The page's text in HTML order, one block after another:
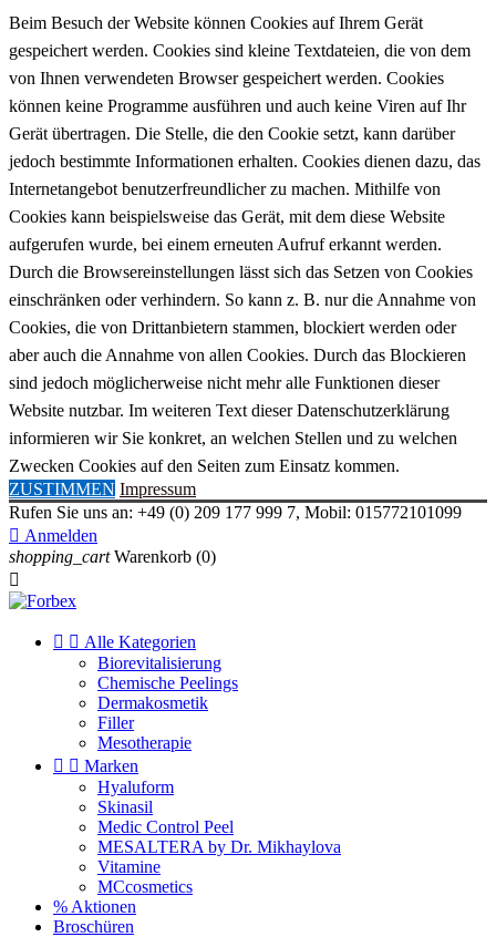
Beim Besuch der Website können Cookies auf Ihrem Gerät
gespeichert werden. Cookies sind kleine Textdateien, die von dem
von Ihnen verwendeten Browser gespeichert werden. Cookies
können keine Programme ausführen und auch keine Viren auf Ihr
Gerät übertragen. Die Stelle, die den Cookie setzt, kann darüber
jedoch bestimmte Informationen erhalten. Cookies dienen dazu, das
Internetangebot benutzerfreundlicher zu machen. Mithilfe von
Cookies kann beispielsweise das Gerät, mit dem diese Website
aufgerufen wurde, bei einem erneuten Aufruf erkannt werden.
Durch die Browsereinstellungen lässt sich das Setzen von Cookies
einschränken oder verhindern. So kann z. B. nur die Annahme von
Cookies, die von Drittanbietern stammen, blockiert werden oder
aber auch die Annahme von allen Cookies. Durch das Blockieren
sind jedoch möglicherweise nicht mehr alle Funktionen dieser
Website nutzbar. Im weiteren Text dieser Datenschutzerklärung
informieren wir Sie konkret, an welchen Stellen und zu welchen
Zwecken Cookies auf den Seiten zum Einsatz kommen.
ZUSTIMMEN Impressum
Rufen Sie uns an: +49 (0) 209 177 999 7, Mobil: 015772101099
 Anmelden
shopping_cart Warenkorb (0)

  Alle Kategorien
Biorevitalisierung
Chemische Peelings
Dermakosmetik
Filler
Mesotherapie
  Marken
Hyaluform
Skinasil
Medic Control Peel
MESALTERA by Dr. Mikhaylova
Vitamine
MCcosmetics
% Aktionen
Broschüren